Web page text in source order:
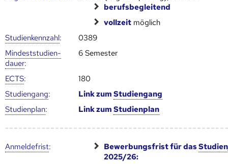
berufsbegleitend
vollzeit möglich
Studien­kenn­zahl:
0389
Mindest­studien­
dauer:
6 Semester
ECTS:
180
Studien­gang: Link zumStudien­gang
Studien­plan: Link zumStudien­plan
Anmelde­frist: Bewerbungsfrist für das
2025/26: